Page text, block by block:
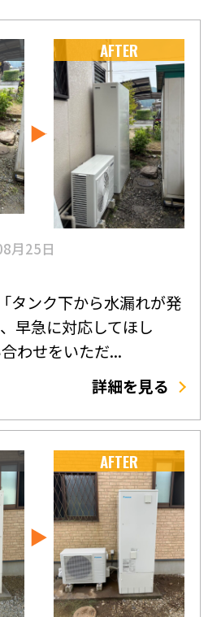
AFTER
月25日
タンク下から水漏れが発
早急に対応してほし
わせをいただ...
詳細を見る
AFTER